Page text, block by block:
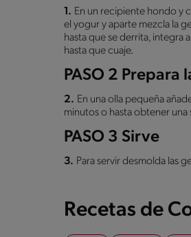
1. En un recipiente hondo y
el yogur y aparte mezcla la
hasta que se derrita, integra
hasta que cuaje.
PASO 2 Prepara
2. En una olla pequeña
minutos o hasta obtener una
PASO 3 Sirve
3. Para servir desmolda las
Recetas de